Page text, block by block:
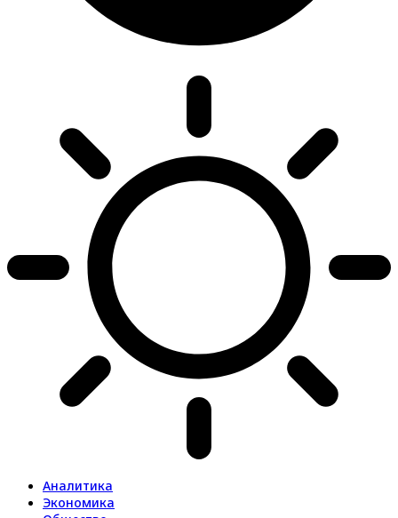
Аналитика
Экономика